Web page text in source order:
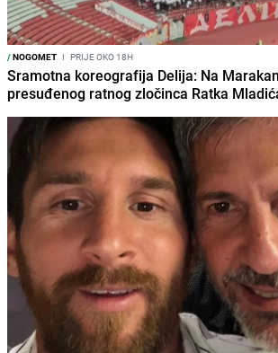
/NOGOMET I PRIJE OKO 18H
Sramotna koreografija Delija: Na
presuđenog ratnog zločinca Ratka